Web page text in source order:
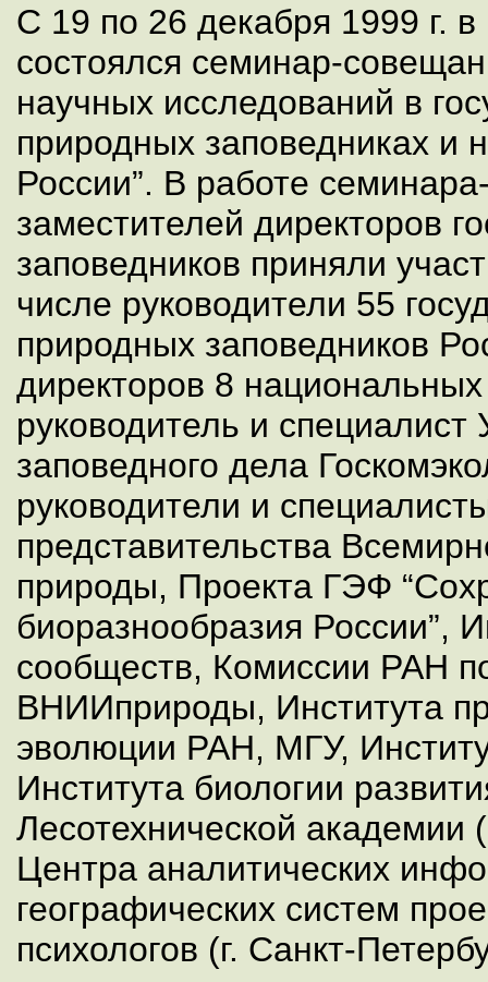
С 19 по 26 декабря 1999 г.
состоялся семинар-
научных исследований в
природных заповедниках и
России”. В работе
заместителей директоров
заповедников приняли
числе руководители 55
природных заповедников
директоров 8
руководитель и специалист
заповедного дела
руководители и
представительства
природы, Проекта ГЭФ
биоразнообразия России”,
сообществ, Комиссии РАН
ВНИИприроды, Института
эволюции РАН, МГУ,
Института биологии
Лесотехнической академии
Центра аналитических
географических систем
психологов (г. Санкт-